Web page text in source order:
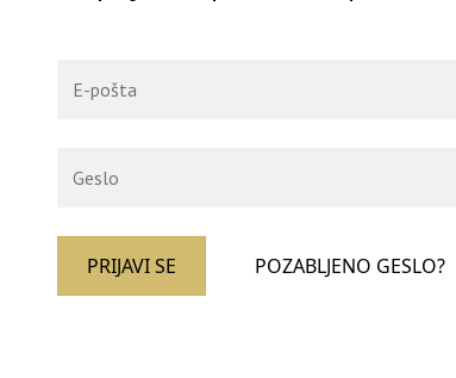
PRIJAVI SE POZABLJENO GESLO?